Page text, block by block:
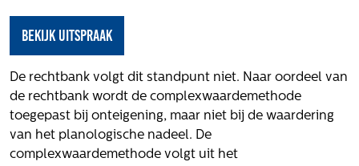
Werken bij Gloudemans
Actueel
Nieuws
Blogs
Uitspraken
Bekijk uitspraak
De rechtbank volgt dit standpunt niet. Naar oordeel van
de rechtbank wordt de complexwaardemethode
toegepast bij onteigening, maar niet bij de waardering
van het planologische nadeel. De
complexwaardemethode volgt uit het